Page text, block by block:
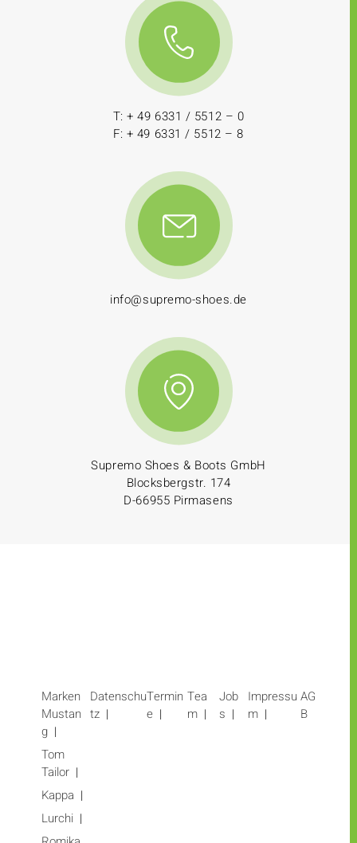
T: + 49 6331 / 5512 – 0
F: + 49 6331 / 5512 – 8
info@supremo-shoes.de
Supremo Shoes & Boots GmbH
Blocksbergstr. 174
D-66955 Pirmasens
Marken
Mustan
g
Tom
Tailor
Kappa
Lurchi
Datenschu
tz
Termin
e
Tea
m
Job
s
Impressu
m
AG
B